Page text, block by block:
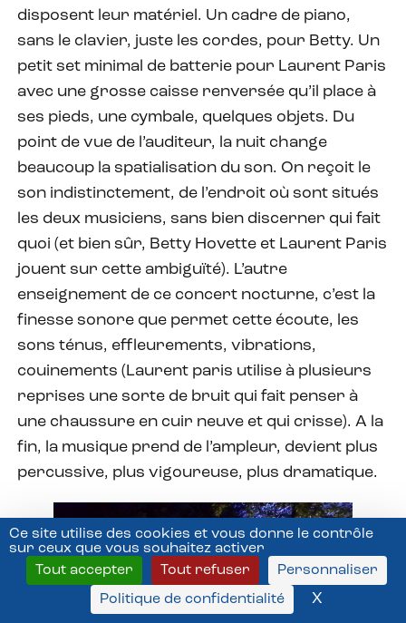
Ce site utilise des cookies et vous donne le contrôle
sur ceux que vous souhaitez activer
Tout accepter
Tout refuser
Personnaliser
Politique de confidentialité
X
disposent leur matériel. Un cadre de piano,
sans le clavier, juste les cordes, pour Betty. Un
petit set minimal de batterie pour Laurent Paris
avec une grosse caisse renversée qu’il place à
ses pieds, une cymbale, quelques objets. Du
point de vue de l’auditeur, la nuit change
beaucoup la spatialisation du son. On reçoit le
son indistinctement, de l’endroit où sont situés
les deux musiciens, sans bien discerner qui fait
quoi (et bien sûr, Betty Hovette et Laurent Paris
jouent sur cette ambiguïté). L’autre
enseignement de ce concert nocturne, c’est la
finesse sonore que permet cette écoute, les
sons ténus, effleurements, vibrations,
couinements (Laurent paris utilise à plusieurs
reprises une sorte de bruit qui fait penser à
une chaussure en cuir neuve et qui crisse). A la
fin, la musique prend de l’ampleur, devient plus
percussive, plus vigoureuse, plus dramatique.